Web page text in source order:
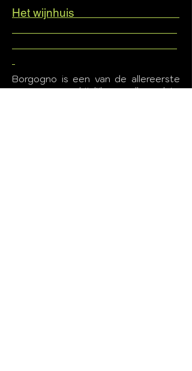
Het wijnhuis
Borgogno is een van de allereerste
en waarschijnlijk alleroudste